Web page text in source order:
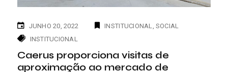
JUNHO 20, 2022 INSTITUCIONAL
SOCIAL
INSTITUCIONAL
Caerus proporciona visitas de
aproximação ao mercado de